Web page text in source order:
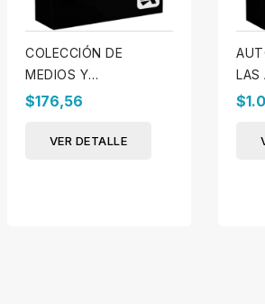
COLECCIÓN DE
MEDIOS Y
ENTRETENIMIENTO DE
$176,56
VER DETALLE
LAS